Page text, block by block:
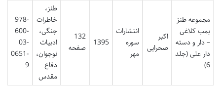
مجموعه طنز
بمب کلاغی
– دار و دسته
دار علی (جلد
6)
اکبر
صحرایی
انتشارات
سوره
مهر
1395
132
صفحه
طنز،
خاطرات
جنگی،
ادبیات
نوجوان،
دفاع
مقدس
978-
600-
03-
0651-
9